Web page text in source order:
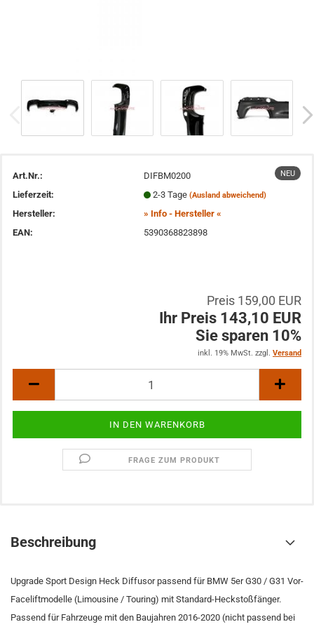
NEU
Art.Nr.:
DIFBM0200
Lieferzeit:
2-3 Tage (Ausland abweichend)
Hersteller:
» Info - Hersteller «
EAN:
5390368823898
Preis 159,00 EUR
Ihr Preis 143,10 EUR
Sie sparen 10%
inkl. 19% MwSt. zzgl. Versand
FRAGE ZUM PRODUKT
Beschreibung
Upgrade Sport Design Heck Diffusor passend für BMW 5er G30 / G31 Vor-
Faceliftmodelle (Limousine / Touring) mit Standard-Heckstoßfänger.
Passend für Fahrzeuge mit den Baujahren 2016-2020 (nicht passend bei